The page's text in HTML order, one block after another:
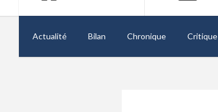
Actualité Bilan Chronique Critique